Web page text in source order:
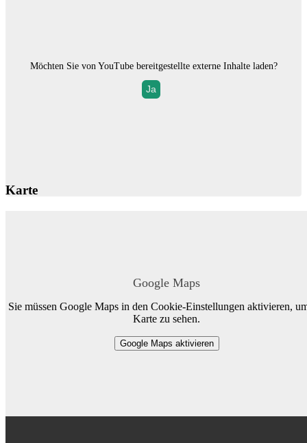
Möchten Sie von YouTubebereitgestellte externe Inhalte laden?
Ja
Karte
Google Maps
Sie müssen Google Maps in den Cookie-Einstellungen aktivieren,
Karte zu sehen.
Google Maps aktivieren